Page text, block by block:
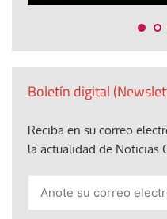
Boletín digital
Reciba en su correo
la actualidad de Noticias